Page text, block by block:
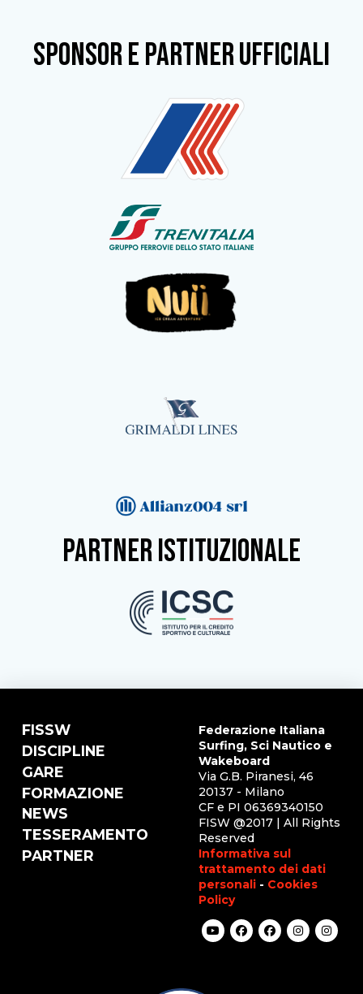
SPONSOR e partner ufficiali
partner istituzionale
FISSW
DISCIPLINE
GARE
FORMAZIONE
NEWS
TESSERAMENTO
PARTNER
Federazione Italiana
Surfing, Sci Nautico e
Wakeboard
Via G.B. Piranesi, 46
20137 - Milano
CF e PI 06369340150
FISW @2017 | All Rights
Reserved
Informativa sul
trattamento dei dati
personali - Cookies
Policy